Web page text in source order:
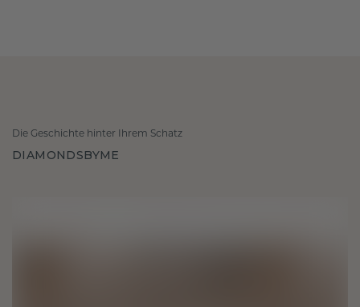
Die Geschichte hinter Ihrem Schatz
DIAMONDSBYME